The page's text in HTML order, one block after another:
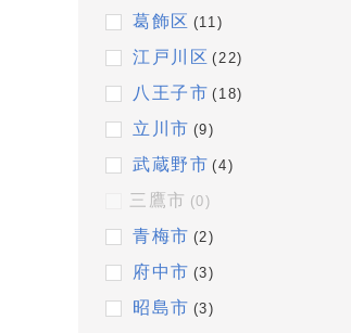
葛飾区 (11)
江戸川区 (22)
八王子市 (18)
立川市 (9)
武蔵野市 (4)
三鷹市 (0)
青梅市 (2)
府中市 (3)
昭島市 (3)